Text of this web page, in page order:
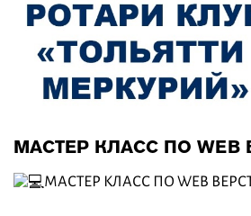
МАСТЕР КЛАСС ПО WEB
МАСТЕР КЛАСС ПО WEB